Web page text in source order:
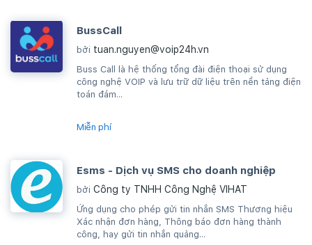
BussCall
bởi tuan.nguyen@voip24h.vn
Buss Call là hệ thống tổng đài điện thoại sử dụng
công nghệ VOIP và lưu trữ dữ liệu trên nền tảng điện
toán đám...
Miễn phí
Esms - Dịch vụ SMS cho doanh nghiệp
bởi Công ty TNHH Công Nghệ VIHAT
Ứng dụng cho phép gửi tin nhắn SMS Thương hiệu
Xác nhận đơn hàng, Thông báo đơn hàng thành
công, hay gửi tin nhắn quảng...